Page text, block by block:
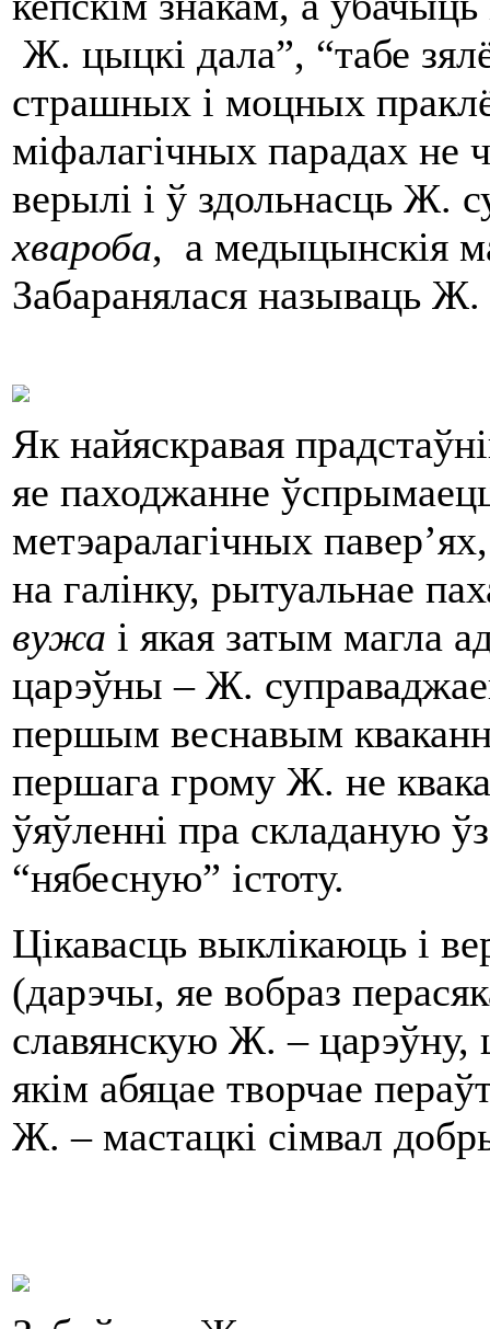
Ж. цыцкі дала”, “табе
страшных і моцных
міфалагічных парадах не
верылі і ў здольнасць Ж.
хвароба, а медыцынскія
Забаранялася называць Ж.
Як найяскравая
яе паходжанне
метэаралагічных
на галінку, рытуальнае
вужа і якая затым магла
царэўны – Ж.
першым веснавым
першага грому Ж. не
ўяўленні пра складаную
“нябесную” істоту.
Цікавасць выклікаюць і
(дарэчы, яе вобраз
славянскую Ж. – царэўну,
якім абяцае творчае
Ж. – мастацкі сімвал